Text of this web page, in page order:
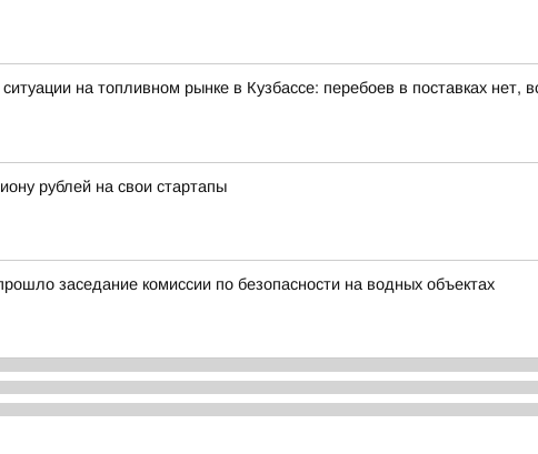
на топливном рынке в Кузбассе: перебоев в поставках нет,
рублей на свои стартапы
заседание комиссии по безопасности на водных объектах